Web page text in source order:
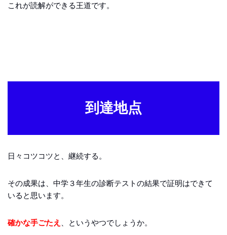
これが読解ができる王道です。
到達地点
日々コツコツと、継続する。
その成果は、中学３年生の診断テストの結果で証明はできて
いると思います。
確かな手ごたえ 、というやつでしょうか。